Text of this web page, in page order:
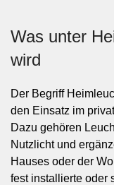
Was unter
wird
Der Begriff
den Einsatz im
Dazu gehören
Nutzlicht und
Hauses oder der
fest installierte oder